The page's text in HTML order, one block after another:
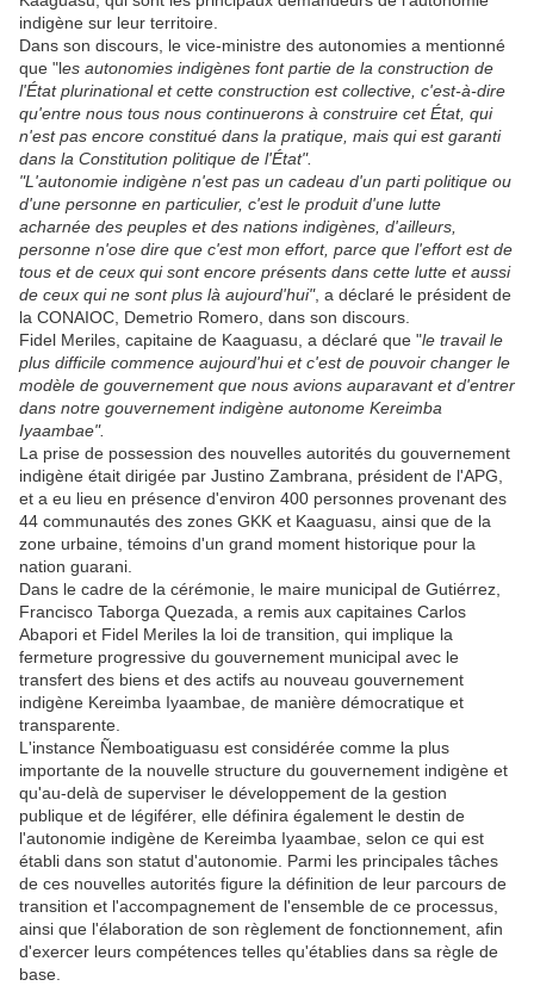
indigène sur leur territoire.
Dans son discours, le vice-ministre des autonomies a mentionné
que "les autonomies indigènes font partie de la construction de
l'État plurinational et cette construction est collective, c'est-à-dire
qu'entre nous tous nous continuerons à construire cet État, qui
n'est pas encore constitué dans la pratique, mais qui est garanti
dans la Constitution politique de l'État".
"L'autonomie indigène n'est pas un cadeau d'un parti politique ou
d'une personne en particulier, c'est le produit d'une lutte
acharnée des peuples et des nations indigènes, d'ailleurs,
personne n'ose dire que c'est mon effort, parce que l'effort est de
tous et de ceux qui sont encore présents dans cette lutte et aussi
de ceux qui ne sont plus là aujourd'hui", a déclaré le président de
la CONAIOC, Demetrio Romero, dans son discours.
Fidel Meriles, capitaine de Kaaguasu, a déclaré que "le travail le
plus difficile commence aujourd'hui et c'est de pouvoir changer le
modèle de gouvernement que nous avions auparavant et d'entrer
dans notre gouvernement indigène autonome Kereimba
Iyaambae".
La prise de possession des nouvelles autorités du gouvernement
indigène était dirigée par Justino Zambrana, président de l'APG,
et a eu lieu en présence d'environ 400 personnes provenant des
44 communautés des zones GKK et Kaaguasu, ainsi que de la
zone urbaine, témoins d'un grand moment historique pour la
nation guarani.
Dans le cadre de la cérémonie, le maire municipal de Gutiérrez,
Francisco Taborga Quezada, a remis aux capitaines Carlos
Abapori et Fidel Meriles la loi de transition, qui implique la
fermeture progressive du gouvernement municipal avec le
transfert des biens et des actifs au nouveau gouvernement
indigène Kereimba Iyaambae, de manière démocratique et
transparente.
L'instance Ñemboatiguasu est considérée comme la plus
importante de la nouvelle structure du gouvernement indigène et
qu'au-delà de superviser le développement de la gestion
publique et de légiférer, elle définira également le destin de
l'autonomie indigène de Kereimba Iyaambae, selon ce qui est
établi dans son statut d'autonomie. Parmi les principales tâches
de ces nouvelles autorités figure la définition de leur parcours de
transition et l'accompagnement de l'ensemble de ce processus,
ainsi que l'élaboration de son règlement de fonctionnement, afin
d'exercer leurs compétences telles qu'établies dans sa règle de
base.